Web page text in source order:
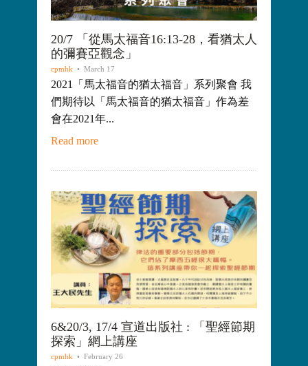
20/7 「從馬太福音16:13-28，看猶太人
的彌賽亞觀念」
cpmhk • March 17
2021「馬太福音的猶太福音」系列聚會 我
們期待以「馬太福音的猶太福音」作為差
會在2021年...
Read more
6&20/3, 17/4 宣道出版社 : 「聖經節期
探索」網上講座
cpmhk • February 26